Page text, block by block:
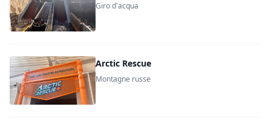
Giro d'acqua
Arctic Rescue
Montagne russe